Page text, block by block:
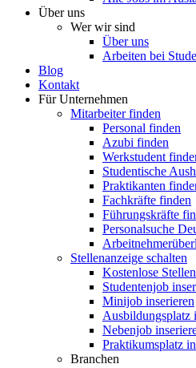
Über uns
Wer wir sind
Über uns
Arbeiten bei
Blog
Kontakt
Für Unternehmen
Mitarbeiter finden
Personal finden
Azubi finden
Werkstudent
Studentische
Praktikanten
Fachkräfte finden
Führungskräfte
Personalsuche
Stellenanzeige schalten
Kostenlose
Studentenjob
Minijob inserieren
Ausbildungsplatz
Nebenjob
Praktikumsplatz
Branchen